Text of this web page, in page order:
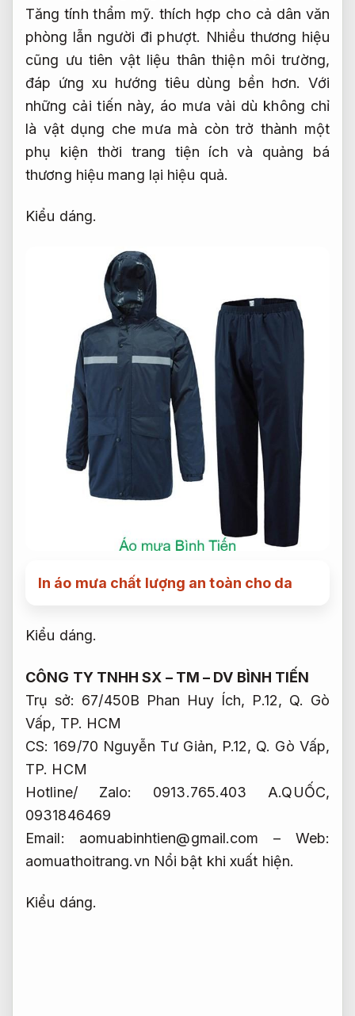
Tăng tính thẩm mỹ. thích hợp cho cả dân văn
phòng lẫn người đi phượt. Nhiều thương hiệu
cũng ưu tiên vật liệu thân thiện môi trường,
đáp ứng xu hướng tiêu dùng bền hơn. Với
những cải tiến này, áo mưa vải dù không chỉ
là vật dụng che mưa mà còn trở thành một
phụ kiện thời trang tiện ích và quảng bá
thương hiệu mang lại hiệu quả.
Kiểu dáng.
In áo mưa chất lượng an toàn cho da
Kiểu dáng.
CÔNG TY TNHH SX – TM – DV BÌNH TIẾN
Trụ sở: 67/450B Phan Huy Ích, P.12, Q. Gò
Vấp, TP. HCM
CS: 169/70 Nguyễn Tư Giản, P.12, Q. Gò Vấp,
TP. HCM
Hotline/ Zalo: 0913.765.403 A.QUỐC,
0931846469
Email: aomuabinhtien@gmail.com – Web:
aomuathoitrang.vn Nổi bật khi xuất hiện.
Kiểu dáng.